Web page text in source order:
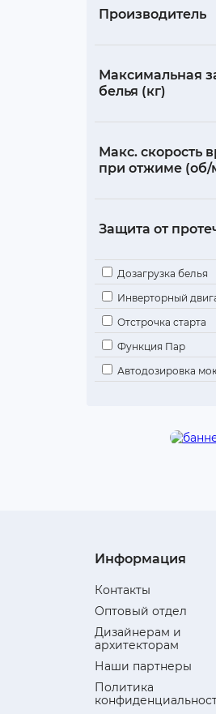
Производитель
Максимальная
белья (кг)
Макс. скорость
при отжиме (об/
Защита от
Дозагрузка белья
Инверторный
Отстрочка старта
Функция Пар
Автодозировка
Информация
Контакты
Оптовый отдел
Дизайнерам и
архитекторам
Наши партнеры
Политика